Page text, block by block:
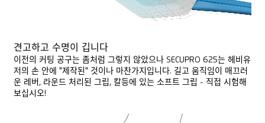
견고하고 수명이 깁니다
이전의 커팅 공구는 좀처럼 그렇지 않았으나 SECUPRO 625는 헤비유
저의 손 안에 "제작된" 것이나 마찬가지입니다. 길고 움직임이 매끄러
운 레버, 라운드 처리된 그립, 칼등에 있는 소프트 그립 - 직접 시험해
보십시오!